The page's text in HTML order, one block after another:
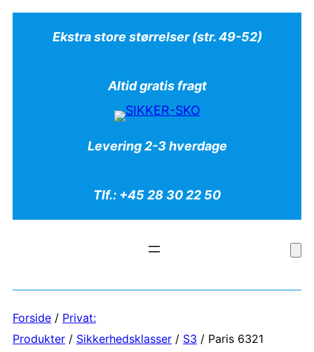
Ekstra store størrelser (str. 49-52)
Altid gratis fragt
Levering 2-3 hverdage
Tlf.: +45 28 30 22 50
Forside / Privat:
Produkter / Sikkerhedsklasser / S3 / Paris 6321